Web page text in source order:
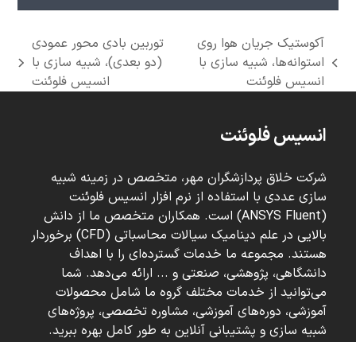
previous
post:
آکوستیک جریان هوا روی
استوانه‌ها، شبیه سازی با
انسیس فلوئنت
next
post:
توربین بادی محور عمودی
(دو بعدی)، شبیه سازی با
انسیس فلوئنت
انسیس فلوئنت
شرکت خلاق پردازشگران مهر، متخصص در زمینه شبیه
سازی عددی با استفاده از نرم افزار انسیس فلوئنت
(ANSYS Fluent) است. همکاران متخصص ما از دانش
بالایی در علم دینامیک سیالات محاسباتی (CFD) برخوردار
هستند. مجموعه ما خدمات گسترده‌ای را با اهداف
دانشگاهی، پژوهشی، صنعتی و ... ارائه می‌دهد. شما
می‌توانید از خدمات مختلف گروه ما شامل محصولات
آموزشی، دوره‌های آموزشی، مشاوره تخصصی، پروژه‌های
شبیه سازی و پشتیبانی آنلاین به طور کامل بهره ببرید.